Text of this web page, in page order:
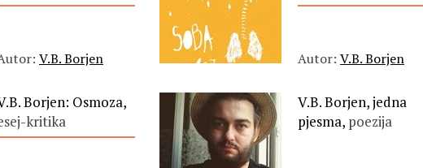
V.B. Borjen Autor: V.B. Borjen
Borjen: Osmoza,
kritika
V.B. Borjen, jedna
pjesma, poezija